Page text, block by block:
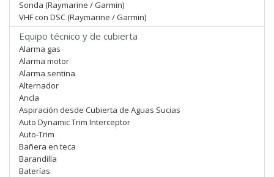
Sonda (Raymarine / Garmin)
VHF con DSC (Raymarine / Garmin)
Equipo técnico y de cubierta
Alarma gas
Alarma motor
Alarma sentina
Alternador
Ancla
Aspiración desde Cubierta de Aguas Sucias
Auto Dynamic Trim Interceptor
Auto-Trim
Bañera en teca
Barandilla
Baterías